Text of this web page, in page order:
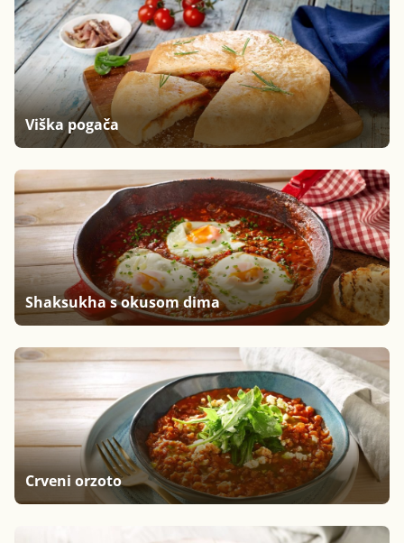
Viška pogača
Shaksukha s okusom dima
Crveni orzoto